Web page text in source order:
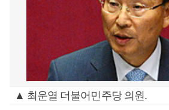
▲ 최운열 더불어민주당 의원.